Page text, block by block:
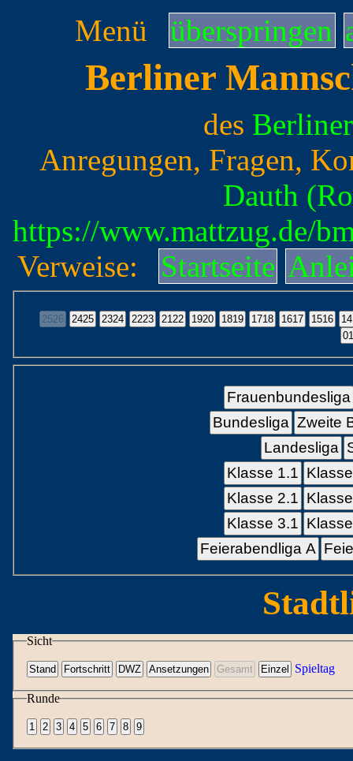
Menü überspringen
Berliner
des
Anregungen, Fragen,
Dauth
https://www.mattzug.de/
Verweise:
Startseite
Frauenbundesliga
Bundesliga Zweite
Landesliga
Klasse 1.1
Klasse 2.1
Klasse 3.1
Feierabendliga A
Sicht
Spieltag
Runde